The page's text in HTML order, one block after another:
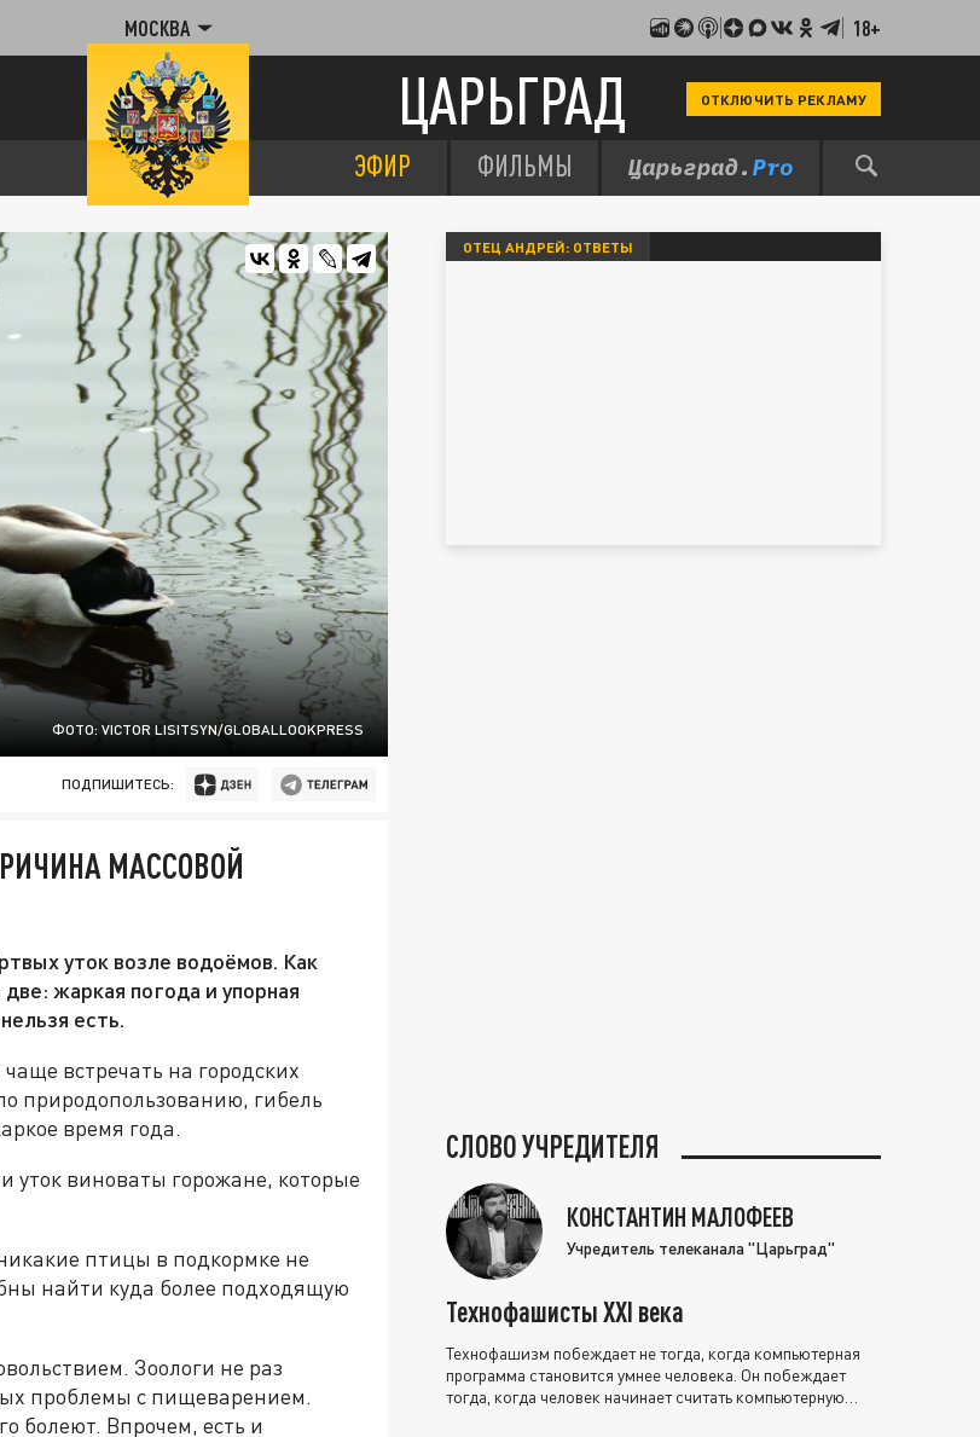
МОСКВА 18+
ЦАРЬГРАД ОТКЛЮЧИТЬ РЕКЛАМУ
ЭФИР ФИЛЬМЫ
ФОТО: VICTOR LISITSYN/GLOBALLOOKPRESS
ПОДПИШИТЕСЬ:
МАССОВОЙ
уток возле водоёмов. Как
жаркая погода и упорная
есть.
встречать на городских
природопользованию, гибель
время года.
уток виноваты горожане, которые
птицы в подкормке не
найти куда более подходящую
Зоологи не раз
проблемы с пищеварением.
болеют. Впрочем, есть и
ОТЕЦ АНДРЕЙ: ОТВЕТЫ
СЛОВО УЧРЕДИТЕЛЯ
КОНСТАНТИН МАЛОФЕЕВ
Учредитель телеканала "Царьград"
Технофашисты XXI века
Технофашизм побеждает не тогда, когда компьютерная
программа становится умнее человека. Он побеждает
тогда, когда человек начинает считать компьютерную